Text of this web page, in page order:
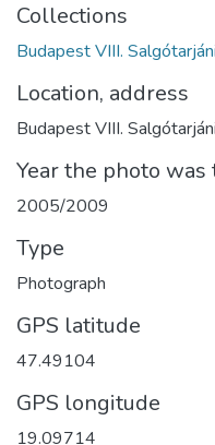
Collections
Budapest VIII.
Location, address
Budapest VIII.
Year the photo was
2005/2009
Type
Photograph
GPS latitude
47.49104
GPS longitude
19.09714